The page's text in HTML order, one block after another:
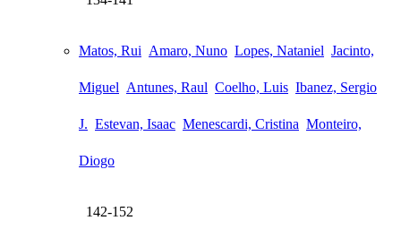
Matos, Rui Amaro, Nuno Lopes, Nataniel Jacinto,
Miguel Antunes, Raul Coelho, Luis Ibanez, Sergio
J. Estevan, Isaac Menescardi, Cristina Monteiro,
Diogo
142-152